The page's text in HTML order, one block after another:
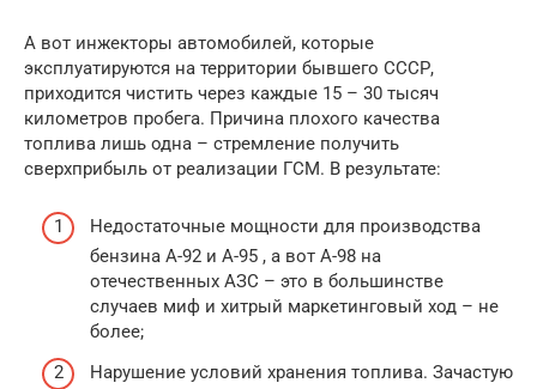
А вот инжекторы автомобилей, которые
эксплуатируются на территории бывшего СССР,
приходится чистить через каждые 15 – 30 тысяч
километров пробега. Причина плохого качества
топлива лишь одна – стремление получить
сверхприбыль от реализации ГСМ. В результате:
Недостаточные мощности для производства
бензина А-92 и А-95 , а вот А-98 на
отечественных АЗС – это в большинстве
случаев миф и хитрый маркетинговый ход – не
более;
Нарушение условий хранения топлива. Зачастую